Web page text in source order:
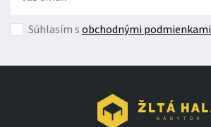
Súhlasím sobchodnými podmienkami